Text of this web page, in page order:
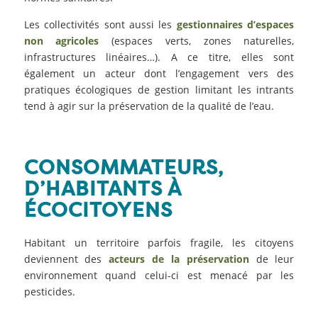
Les collectivités sont aussi les gestionnaires d’espaces
non agricoles (espaces verts, zones naturelles,
infrastructures linéaires…). A ce titre, elles sont
également un acteur dont l’engagement vers des
pratiques écologiques de gestion limitant les intrants
tend à agir sur la préservation de la qualité de l’eau.
CONSOMMATEURS,
D’HABITANTS À
ÉCOCITOYENS
Habitant un territoire parfois fragile, les citoyens
deviennent des acteurs de la préservationde leur
environnement quand celui-ci est menacé par les
pesticides.